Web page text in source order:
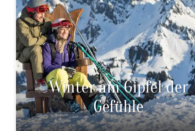
Winter am Gipfel der
Gefühle